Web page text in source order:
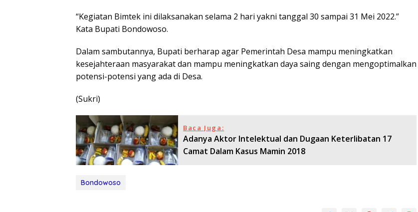
“Kegiatan Bimtek ini dilaksanakan selama 2 hari yakni tanggal 30 sampai 31 Mei 2022.”
Kata Bupati Bondowoso.
Dalam sambutannya, Bupati berharap agar Pemerintah Desa mampu meningkatkan
kesejahteraan masyarakat dan mampu meningkatkan daya saing dengan mengoptimalkan
potensi-potensi yang ada di Desa.
(Sukri)
Baca Juga:
Adanya Aktor Intelektual dan Dugaan Keterlibatan 17
Camat Dalam Kasus Mamin 2018
Bondowoso